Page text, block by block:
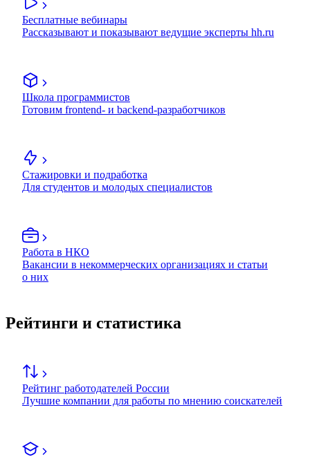
Бесплатные вебинары
Рассказывают и показывают ведущие эксперты hh.ru
Школа программистов
Готовим frontend- и backend-разработчиков
Стажировки и подработка
Для студентов и молодых специалистов
Работа в НКО
Вакансии в некоммерческих организациях и статьи
о них
Рейтинги и статистика
Рейтинг работодателей России
Лучшие компании для работы по мнению соискателей